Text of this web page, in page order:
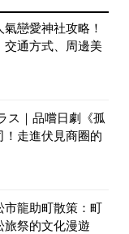
氣戀愛神社攻略！
交通方式、周邊美
ス｜品嚐日劇《孤
走進伏見商圈的
市龍助町散策：町
祭的文化漫遊